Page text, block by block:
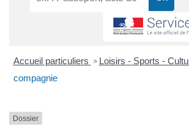
Accueil particuliers > Loisirs - Sports -
compagnie
Dossier